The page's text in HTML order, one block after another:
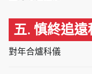
五. 慎終追遠
對年合爐科儀